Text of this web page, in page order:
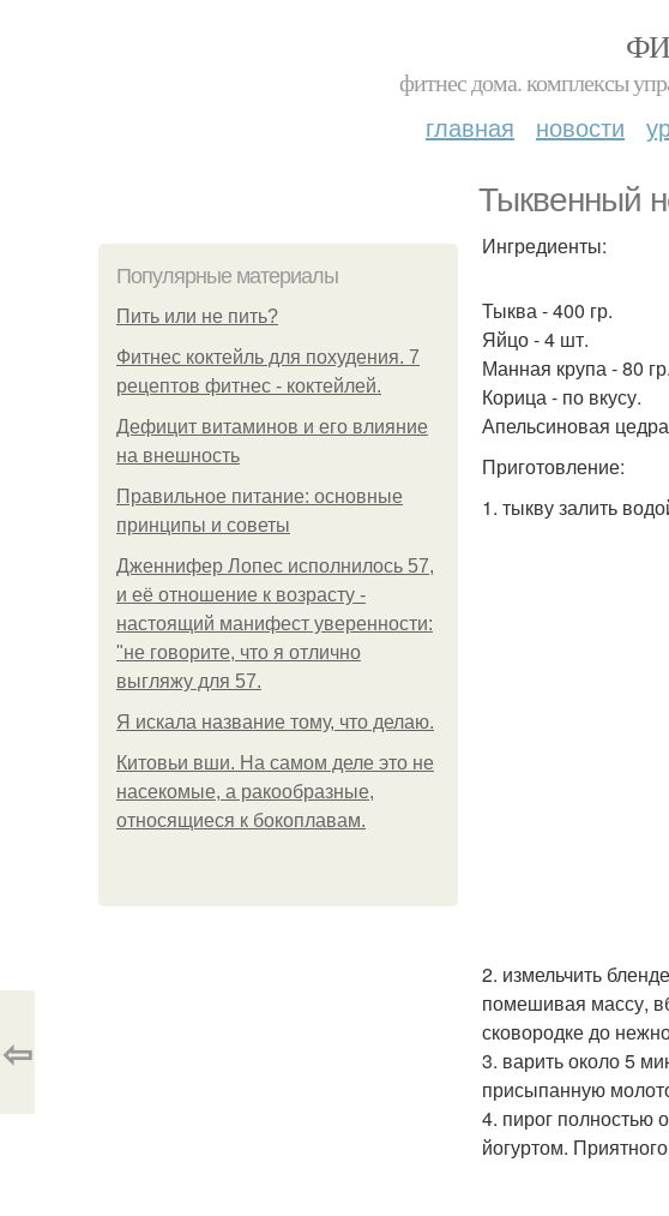
фитнес дома. комплексы
главная новости
Тыквенный
Популярные материалы
Пить или не пить?
Фитнес коктейль для похудения. 7
рецептов фитнес - коктейлей.
Дефицит витаминов и его влияние
на внешность
Правильное питание: основные
принципы и советы
Дженнифер Лопес исполнилось 57,
и её отношение к возрасту -
настоящий манифест уверенности:
"не говорите, что я отлично
выгляжу для 57.
Я искала название тому, что делаю.
Китовьи вши. На самом деле это не
насекомые, а ракообразные,
относящиеся к бокоплавам.
Ингредиенты:
Тыква - 400 гр.
Яйцо - 4 шт.
Манная крупа - 80 гр.
Корица - по вкусу.
Апельсиновая
Приготовление:
1. тыкву залить
2. измельчить
помешивая массу,
сковородке до
3. варить около 5
присыпанную
4. пирог полностью
йогуртом.
⇦